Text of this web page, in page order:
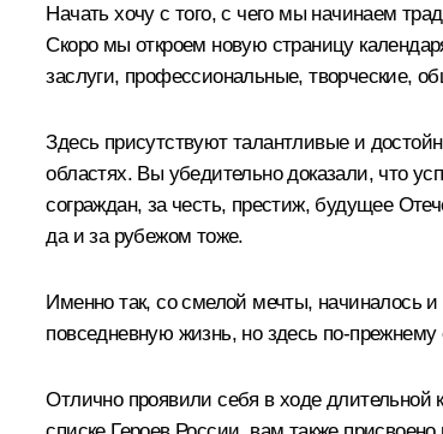
Начать хочу с того, с чего мы начинаем
Скоро мы откроем новую страницу
заслуги, профессиональные, творческие,
Здесь присутствуют талантливые и
областях. Вы убедительно доказали, что
сограждан, за честь, престиж, будущее
да и за рубежом тоже.
Именно так, со смелой мечты, начиналось
повседневную жизнь, но здесь
Отлично проявили себя в ходе